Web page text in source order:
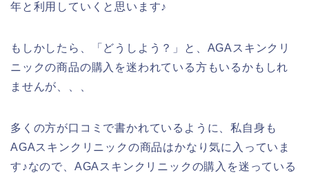
年と利用していくと思います♪
もしかしたら、「どうしよう？」と、AGAスキンクリ
ニックの商品の購入を迷われている方もいるかもしれ
ませんが、、、
多くの方が口コミで書かれているように、私自身も
AGAスキンクリニックの商品はかなり気に入っていま
す♪なので、AGAスキンクリニックの購入を迷っている